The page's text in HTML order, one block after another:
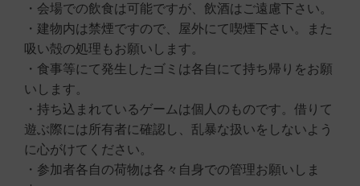
・会場での飲食は可能ですが、飲酒はご遠慮下さい。
・建物内は禁煙ですので、屋外にて喫煙下さい。また
吸い殻の処理もお願いします。
・食事等にて発生したゴミは各自にて持ち帰りをお願
いします。
・持ち込まれているゲームは個人のものです。借りて
遊ぶ際には所有者に確認し、乱暴な扱いをしないよう
に心がけてください。
・参加者各自の荷物は各々自身での管理お願いしま